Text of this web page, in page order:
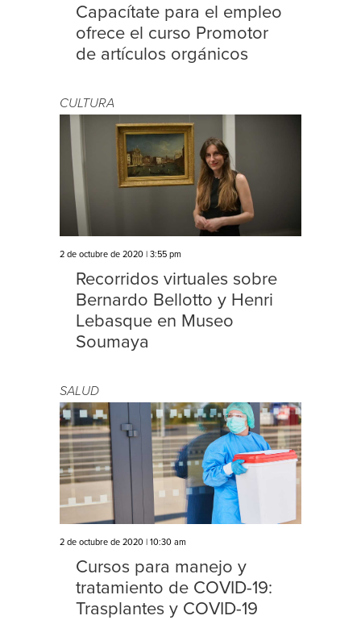
Capacítate para el empleo
ofrece el curso Promotor
de artículos orgánicos
CULTURA
2 de octubre de 2020 | 3:55 pm
Recorridos virtuales sobre
Bernardo Bellotto y Henri
Lebasque en Museo
Soumaya
SALUD
2 de octubre de 2020 | 10:30 am
Cursos para manejo y
tratamiento de COVID-19:
Trasplantes y COVID-19